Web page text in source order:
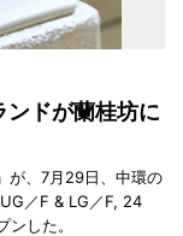
ドが蘭桂坊に
が、7月29日、中環の
／F & LG／F, 24
した。